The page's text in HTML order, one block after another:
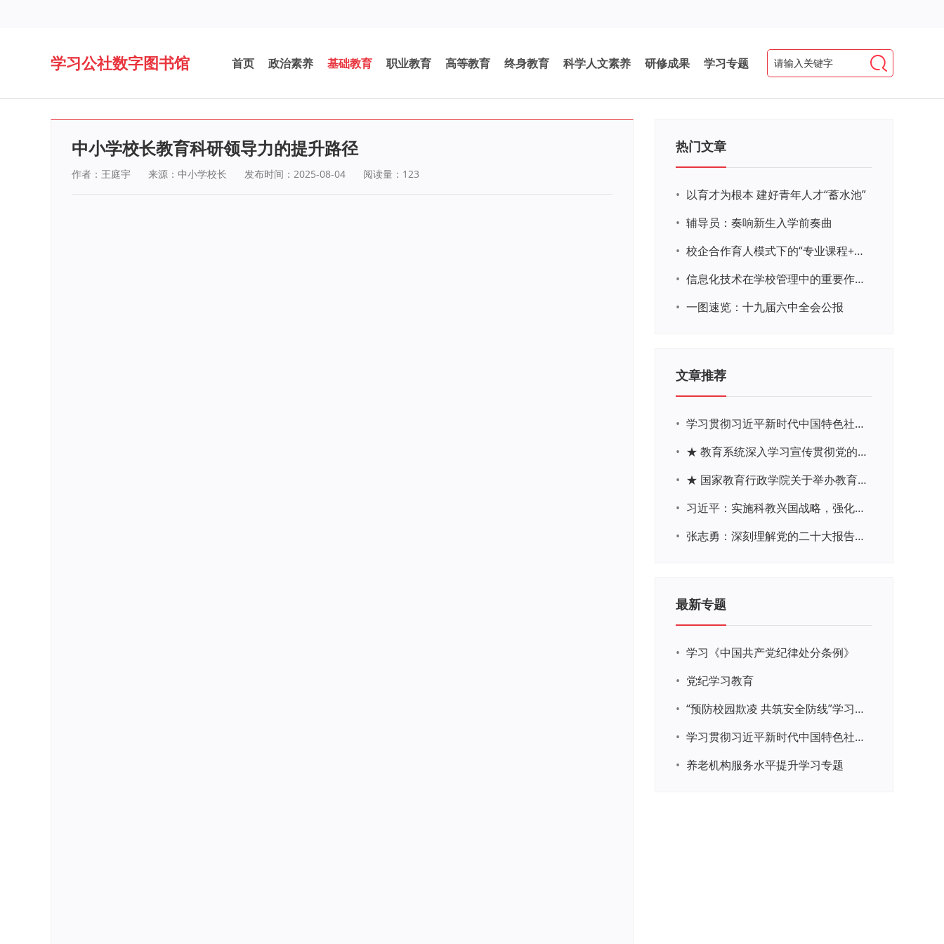
学习公社数字图书馆 首页 政治素养 基础教育 职业教育 高等教育 终身教育 科学人文素养 研修成果 学习专题
中小学校长教育科研领导力的提升路径
作者：王庭宇 来源：中小学校长 发布时间：2025-08-04 阅读量： 123
热门文章
• 以育才为根本 建好青年人才“蓄水池”
• 辅导员：奏响新生入学前奏曲
•
校企合作育人模式下的“专业课程+思政教育+党建活动”交叉融合的课程思政教学探索与实践
•
信息化技术在学校管理中的重要作用 ——以贵州省威宁民族中学和校园使用等为例
• 一图速览：十九届六中全会公报
文章推荐
•
学习贯彻习近平新时代中国特色社会主义思想主题教育网络培训
•
★ 教育系统深入学习宣传贯彻党的二十大精神学习专题
•
★ 国家教育行政学院关于举办教育系统深入学习宣传贯彻党的二十大精神专题网络培训的通知
•
习近平：实施科教兴国战略，强化现代化建设人才支撑
•
张志勇：深刻理解党的二十大报告关于教育的新思想、新战略、新要求
最新专题
• 学习《中国共产党纪律处分条例》
• 党纪学习教育
•
“预防校园欺凌 共筑安全防线”学习专题
•
学习贯彻习近平新时代中国特色社会主义思想主题教育
• 养老机构服务水平提升学习专题